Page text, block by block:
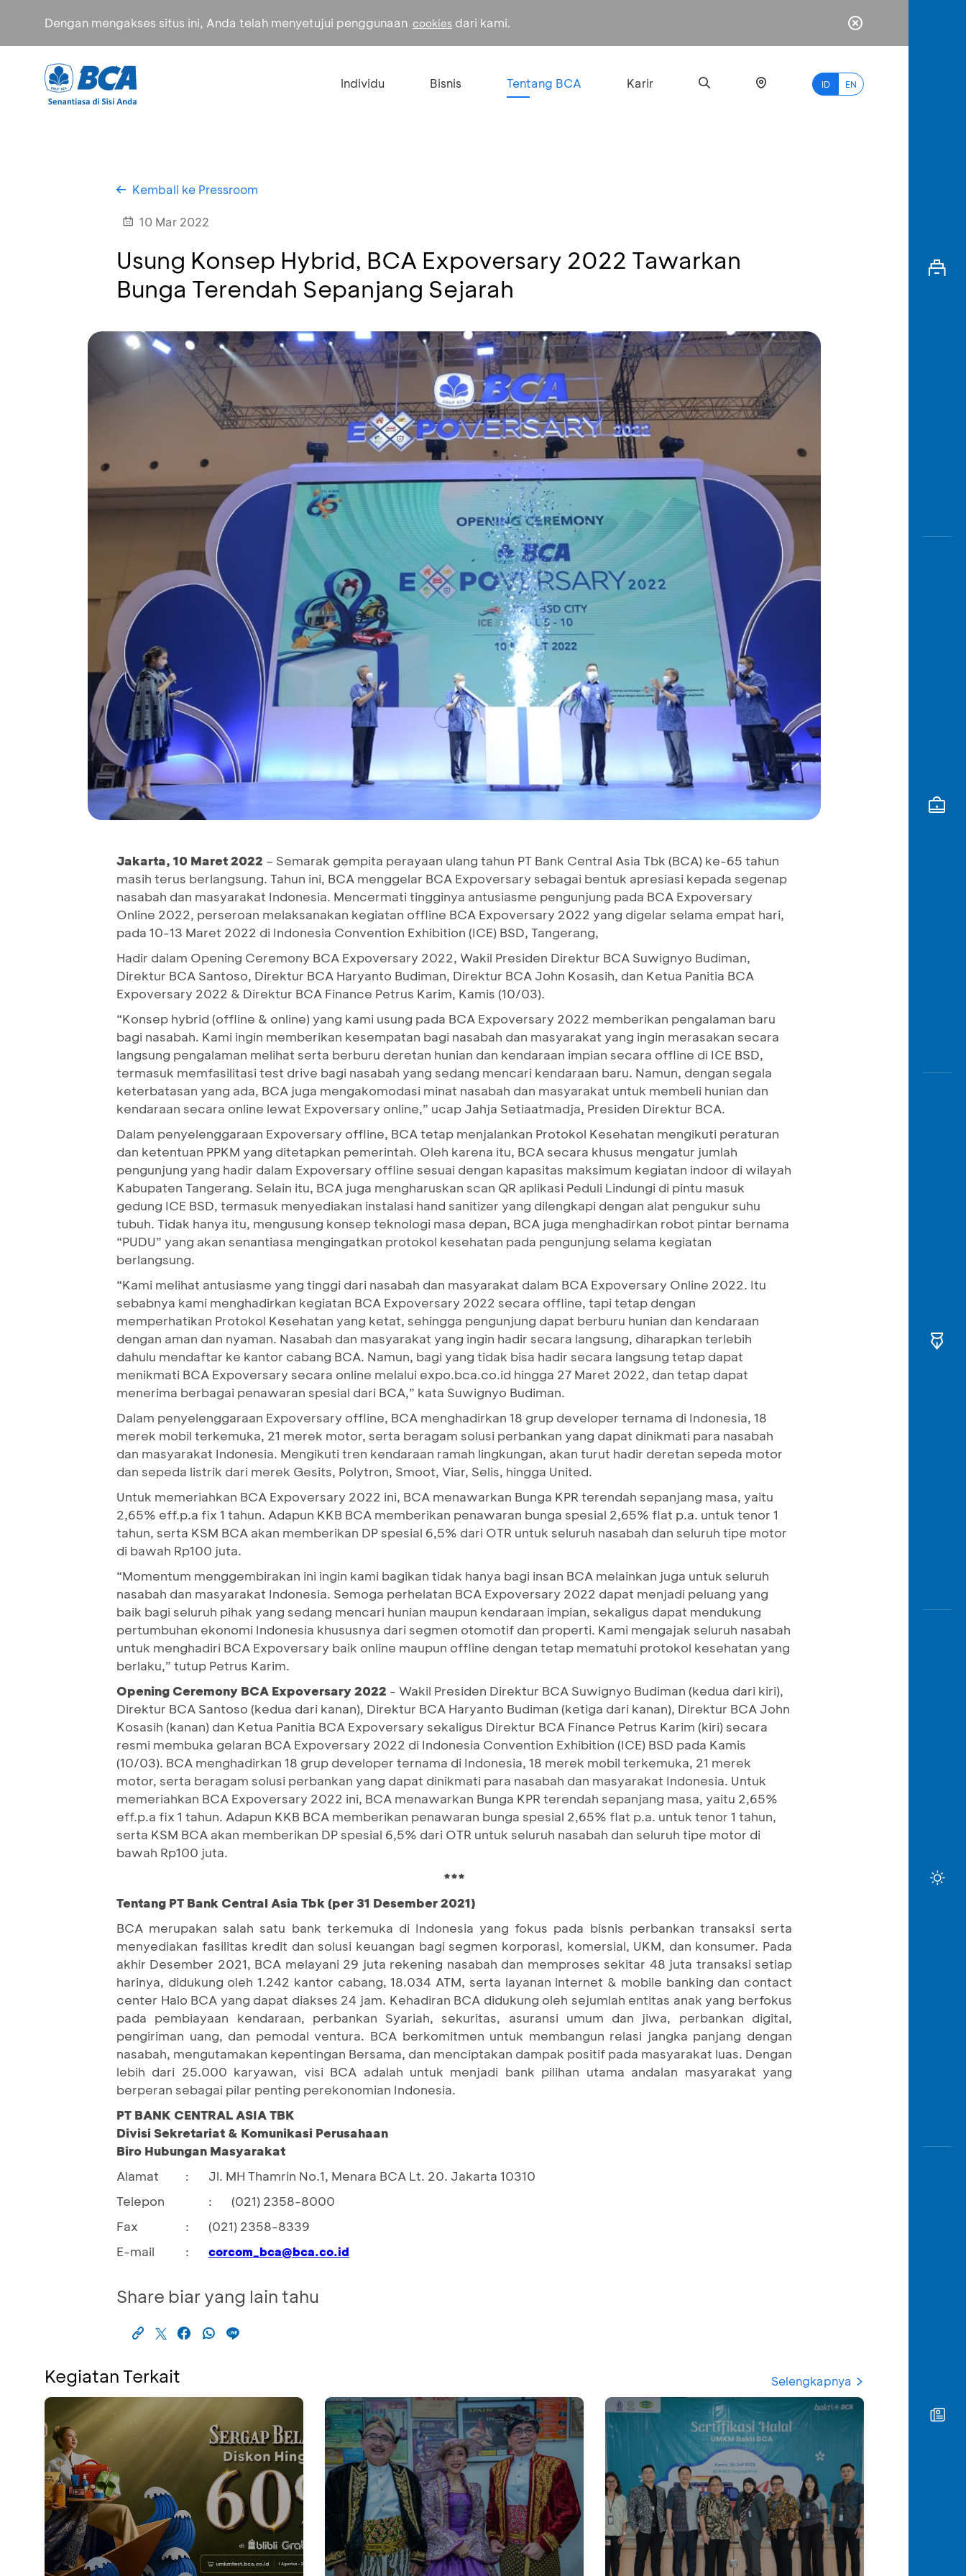
Dengan mengakses situs ini, Anda telah menyetujui penggunaan cookies dari kami.
Individu Bisnis Tentang BCA Karir ID EN
myBCA
Kembali ke Pressroom
10 Mar 2022
Usung Konsep Hybrid, BCA Expoversary 2022 Tawarkan
Bunga Terendah Sepanjang Sejarah
Jakarta, 10 Maret2022 – Semarak gempita perayaan ulang tahun PT Bank Central Asia Tbk (BCA) ke-65 tahun
masih terus berlangsung. Tahun ini, BCA menggelar BCA Expoversary sebagai bentuk apresiasi kepada segenap
nasabah dan masyarakat Indonesia. Mencermati tingginya antusiasme pengunjung pada BCA Expoversary
Online 2022, perseroan melaksanakan kegiatan offline BCA Expoversary 2022 yang digelar selama empat hari,
pada 10-13 Maret 2022 di Indonesia Convention Exhibition (ICE) BSD, Tangerang,
Hadir dalam Opening Ceremony BCA Expoversary 2022, Wakil Presiden Direktur BCA Suwignyo Budiman,
Direktur BCA Santoso, Direktur BCA Haryanto Budiman, Direktur BCA John Kosasih, dan Ketua Panitia BCA
Expoversary 2022 & Direktur BCA Finance Petrus Karim, Kamis (10/03).
“Konsep hybrid (offline & online) yang kami usung pada BCA Expoversary 2022 memberikan pengalaman baru
bagi nasabah. Kami ingin memberikan kesempatan bagi nasabah dan masyarakat yang ingin merasakan secara
langsung pengalaman melihat serta berburu deretan hunian dan kendaraan impian secara offline di ICE BSD,
termasuk memfasilitasi test drive bagi nasabah yang sedang mencari kendaraan baru. Namun, dengan segala
keterbatasan yang ada, BCA juga mengakomodasi minat nasabah dan masyarakat untuk membeli hunian dan
kendaraan secara online lewat Expoversary online,” ucap Jahja Setiaatmadja, Presiden Direktur BCA.
Dalam penyelenggaraan Expoversary offline, BCA tetap menjalankan Protokol Kesehatan mengikuti peraturan
dan ketentuan PPKM yang ditetapkan pemerintah. Oleh karena itu, BCA secara khusus mengatur jumlah
pengunjung yang hadir dalam Expoversary offline sesuai dengan kapasitas maksimum kegiatan indoor di wilayah
Kabupaten Tangerang. Selain itu, BCA juga mengharuskan scan QR aplikasi Peduli Lindungi di pintu masuk
gedung ICE BSD, termasuk menyediakan instalasi hand sanitizer yang dilengkapi dengan alat pengukur suhu
tubuh. Tidak hanya itu, mengusung konsep teknologi masa depan, BCA juga menghadirkan robot pintar bernama
“PUDU” yang akan senantiasa mengingatkan protokol kesehatan pada pengunjung selama kegiatan
berlangsung.
“Kami melihat antusiasme yang tinggi dari nasabah dan masyarakat dalam BCA Expoversary Online 2022. Itu
sebabnya kami menghadirkan kegiatan BCA Expoversary 2022 secara offline, tapi tetap dengan
memperhatikan Protokol Kesehatan yang ketat, sehingga pengunjung dapat berburu hunian dan kendaraan
dengan aman dan nyaman. Nasabah dan masyarakat yang ingin hadir secara langsung, diharapkan terlebih
dahulu mendaftar ke kantor cabang BCA. Namun, bagi yang tidak bisa hadir secara langsung tetap dapat
menikmati BCA Expoversary secara online melalui expo.bca.co.id hingga 27 Maret 2022, dan tetap dapat
menerima berbagai penawaran spesial dari BCA,” kata Suwignyo Budiman.
Dalam penyelenggaraan Expoversary offline, BCA menghadirkan 18 grup developer ternama di Indonesia, 18
merek mobil terkemuka, 21 merek motor, serta beragam solusi perbankan yang dapat dinikmati para nasabah
dan masyarakat Indonesia. Mengikuti tren kendaraan ramah lingkungan, akan turut hadir deretan sepeda motor
dan sepeda listrik dari merek Gesits, Polytron, Smoot, Viar, Selis, hingga United.
Untuk memeriahkan BCA Expoversary 2022 ini, BCA menawarkan Bunga KPR terendah sepanjang masa, yaitu
2,65% eff.p.a fix 1 tahun. Adapun KKB BCA memberikan penawaran bunga spesial 2,65% flat p.a. untuk tenor 1
tahun, serta KSM BCA akan memberikan DP spesial 6,5% dari OTR untuk seluruh nasabah dan seluruh tipe motor
di bawah Rp100 juta.
“Momentum menggembirakan ini ingin kami bagikan tidak hanya bagi insan BCA melainkan juga untuk seluruh
nasabah dan masyarakat Indonesia. Semoga perhelatan BCA Expoversary 2022 dapat menjadi peluang yang
baik bagi seluruh pihak yang sedang mencari hunian maupun kendaraan impian, sekaligus dapat mendukung
pertumbuhan ekonomi Indonesia khususnya dari segmen otomotif dan properti. Kami mengajak seluruh nasabah
untuk menghadiri BCA Expoversary baik online maupun offline dengan tetap mematuhi protokol kesehatan yang
berlaku,” tutup Petrus Karim.
Opening Ceremony BCA Expoversary 2022 - Wakil Presiden Direktur BCA Suwignyo Budiman (kedua dari kiri),
Direktur BCA Santoso (kedua dari kanan), Direktur BCA Haryanto Budiman (ketiga dari kanan), Direktur BCA John
Kosasih (kanan) dan Ketua Panitia BCA Expoversary sekaligus Direktur BCA Finance Petrus Karim (kiri) secara
resmi membuka gelaran BCA Expoversary 2022 di Indonesia Convention Exhibition (ICE) BSD pada Kamis
(10/03). BCA menghadirkan 18 grup developer ternama di Indonesia, 18 merek mobil terkemuka, 21 merek
motor, serta beragam solusi perbankan yang dapat dinikmati para nasabah dan masyarakat Indonesia. Untuk
memeriahkan BCA Expoversary 2022 ini, BCA menawarkan Bunga KPR terendah sepanjang masa, yaitu 2,65%
eff.p.a fix 1 tahun. Adapun KKB BCA memberikan penawaran bunga spesial 2,65% flat p.a. untuk tenor 1 tahun,
serta KSM BCA akan memberikan DP spesial 6,5% dari OTR untuk seluruh nasabah dan seluruh tipe motor di
bawah Rp100 juta.
***
Tentang PT Bank Central Asia Tbk (per 31 Desember 2021)
BCA merupakan salah satu bank terkemuka di Indonesia yang fokus pada bisnis perbankan transaksi serta
menyediakan fasilitas kredit dan solusi keuangan bagi segmen korporasi, komersial, UKM, dan konsumer. Pada
akhir Desember 2021, BCA melayani 29 juta rekening nasabah dan memproses sekitar 48 juta transaksi setiap
harinya, didukung oleh 1.242 kantor cabang, 18.034 ATM, serta layanan internet & mobile banking dan contact
center Halo BCA yang dapat diakses 24 jam. Kehadiran BCA didukung oleh sejumlah entitas anak yang berfokus
pada pembiayaan kendaraan, perbankan Syariah, sekuritas, asuransi umum dan jiwa, perbankan digital,
pengiriman uang, dan pemodal ventura. BCA berkomitmen untuk membangun relasi jangka panjang dengan
nasabah, mengutamakan kepentingan Bersama, dan menciptakan dampak positif pada masyarakat luas. Dengan
lebih dari 25.000 karyawan, visi BCA adalah untuk menjadi bank pilihan utama andalan masyarakat yang
berperan sebagai pilar penting perekonomian Indonesia.
PT BANK CENTRAL ASIA TBK
Divisi Sekretariat & Komunikasi Perusahaan
Biro Hubungan Masyarakat
Alamat
:
Jl. MH Thamrin No.1, Menara BCA Lt. 20. Jakarta 10310
Telepon
:
(021) 2358-8000
Fax
:
(021) 2358-8339
E-mail
: corcom_bca@bca.co.id
Share biar yang lain tahu
Kegiatan Terkait Selengkapnya